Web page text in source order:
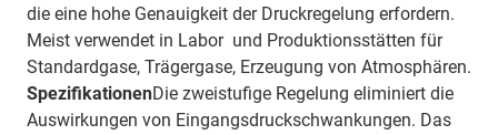
die eine hohe Genauigkeit der Druckregelung erfordern.
Meist verwendet in Labor und Produktionsstätten für
Standardgase, Trägergase, Erzeugung von Atmosphären.
SpezifikationenDie zweistufige Regelung eliminiert die
Auswirkungen von Eingangsdruckschwankungen. Das